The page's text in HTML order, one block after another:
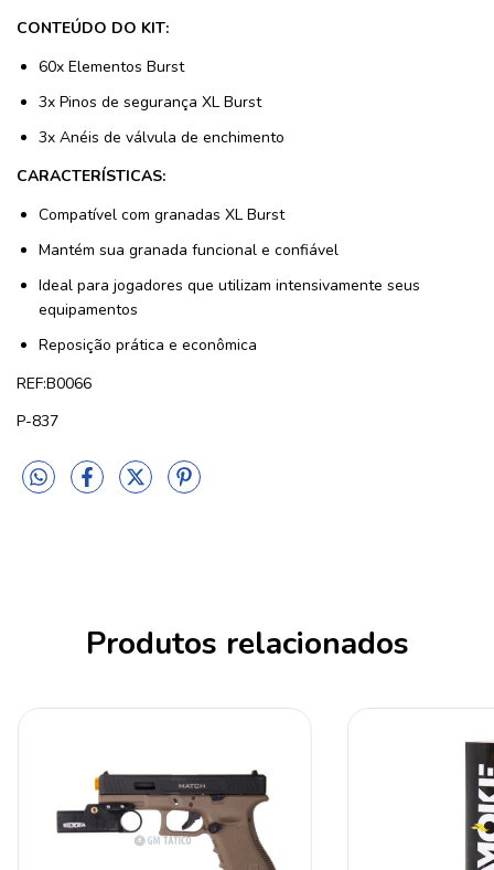
CONTEÚDO DO KIT:
60x Elementos Burst
3x Pinos de segurança XL Burst
3x Anéis de válvula de enchimento
CARACTERÍSTICAS:
Compatível com granadas XL Burst
Mantém sua granada funcional e confiável
Ideal para jogadores que utilizam intensivamente seus
equipamentos
Reposição prática e econômica
REF:B0066
P-837
Produtos relacionados